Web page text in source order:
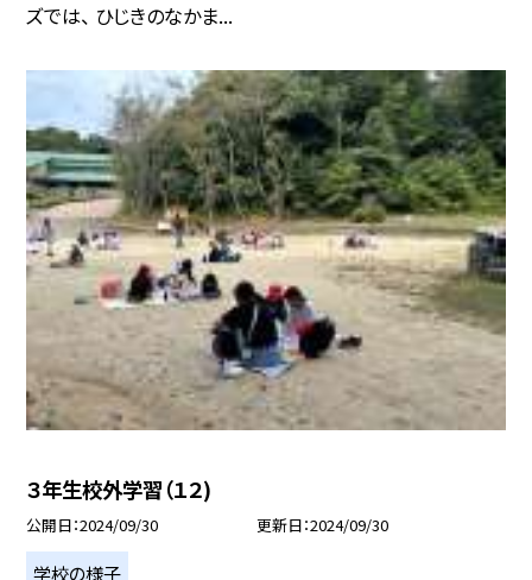
ズでは、 ひじきのなかま...
３年生校外学習（１２)
公開日 2024/09/30 更新日 2024/09/30
学校の様子